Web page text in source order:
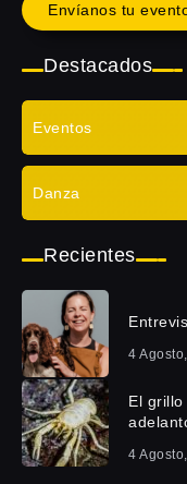
Envíanos tu
Destacados
Eventos
Danza
Recientes
4
El
4